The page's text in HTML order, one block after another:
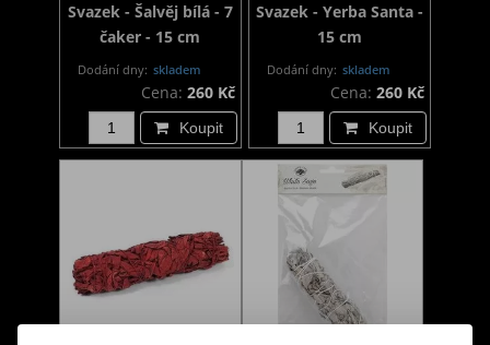
Svazek - Šalvěj bílá - 7
čaker - 15 cm
Dodání dny: skladem
Cena: 260 Kč
Koupit
Svazek - Yerba Santa -
15 cm
Dodání dny: skladem
Cena: 260 Kč
Koupit